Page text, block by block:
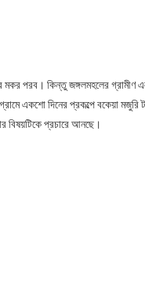
মকর পরব। কিন্তু জঙ্গলমহলের গ্রামীণ
একশো দিনের প্রকল্পে বকেয়া মজুরি
বিষয়টিকে প্রচারে আনছে।